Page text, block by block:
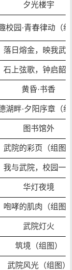
夕光楼宇
校园·青春律动（
落日熔金，映我武
石上弦歌，钟启韶
黄昏·书香
湖畔·夕阳序章（
图书馆外
武院的彩页（组图
我与武院，校园一
华灯夜境
咆哮的肌肉（组图
武院灯火
筑境（组图）
武院风光（组图）